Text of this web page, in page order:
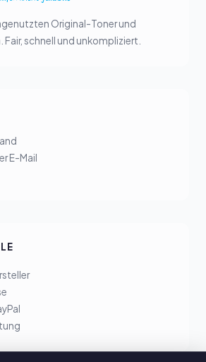
Original-Toner und
schnell und unkompliziert.
E-Mail